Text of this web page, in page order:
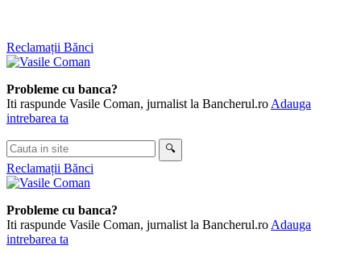
Skip
to
Reclamații Bănci
Probleme cu banca?
Iti raspunde Vasile Coman, jurnalist la Bancherul.ro Adauga
intrebarea ta
Cauta
in
site
🔍
Reclamații Bănci
Probleme cu banca?
Iti raspunde Vasile Coman, jurnalist la Bancherul.ro Adauga
intrebarea ta